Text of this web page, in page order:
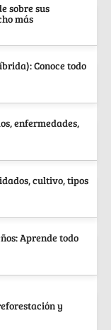
sobre sus
más
Conoce todo
enfermedades,
cultivo, tipos
Aprende todo
y